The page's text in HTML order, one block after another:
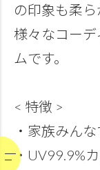
の印象も柔ら
様々なコー
ムです。
< 特徴 >
・家族みん
・UV99.9%